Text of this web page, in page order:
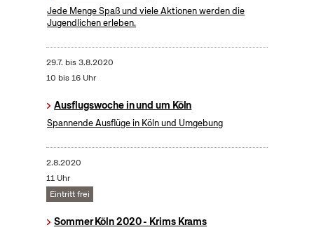
Jede Menge Spaß und viele Aktionen werden die
Jugendlichen erleben.
29.7. bis3.8.2020
10 bis 16 Uhr
Ausflugswoche in und um Köln
Spannende Ausflüge in Köln und Umgebung
2.8.2020
11 Uhr
Eintritt frei
Sommer Köln 2020 - Krims Krams